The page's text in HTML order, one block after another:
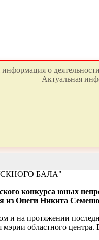
о
Актуальная
БАЛА"
конкурса юных
из Онеги Никита
на протяжении
мэрии областного